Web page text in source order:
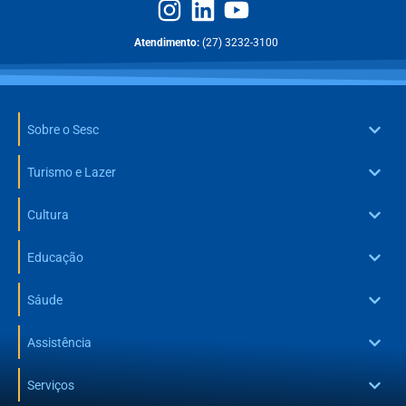
Atendimento: (27) 3232-3100
Sobre o Sesc
Turismo e Lazer
Cultura
Educação
Sáude
Assistência
Serviços